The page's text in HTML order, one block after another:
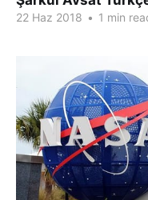
22 Haz 2018 • 1 min